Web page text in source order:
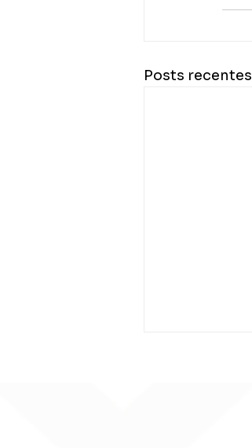
Posts recentes